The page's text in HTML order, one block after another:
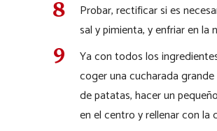
Probar, rectificar si es
sal y pimienta, y enfriar en la
Ya con todos los
coger una cucharada
de patatas, hacer un
en el centro y rellenar con la